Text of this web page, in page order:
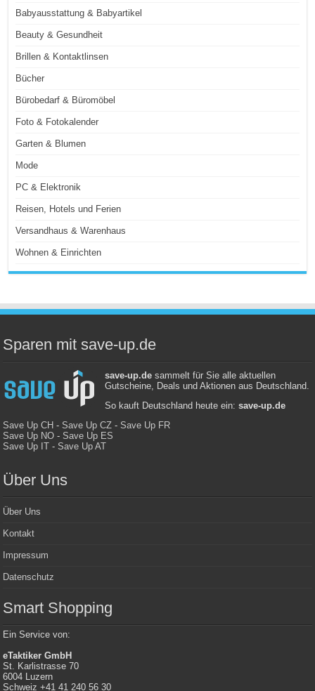
Babyausstattung & Babyartikel
Beauty & Gesundheit
Brillen & Kontaktlinsen
Bücher
Bürobedarf & Büromöbel
Foto & Fotokalender
Garten & Blumen
Mode
PC & Elektronik
Reisen, Hotels und Ferien
Versandhaus & Warenhaus
Wohnen & Einrichten
Sparen mit save-up.de
save-up.desammelt für Sie alle aktuellen
Gutscheine, Deals und Aktionen aus Deutschland.
So kauft Deutschland heute ein: save-up.de
Save Up CH -Save Up CZ -Save Up FR
Save Up NO -Save Up ES
Save Up IT -Save Up AT
Über Uns
Über Uns
Kontakt
Impressum
Datenschutz
Smart Shopping
Ein Service von:
eTaktiker GmbH
St. Karlistrasse 70
6004 Luzern
Schweiz +41 41 240 56 30